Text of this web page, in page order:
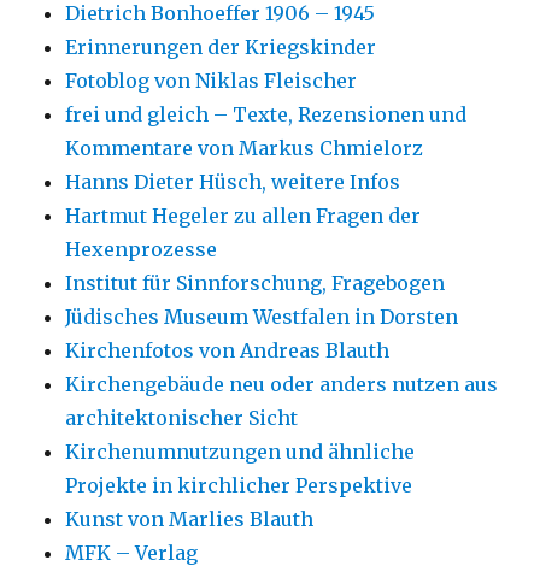
Dietrich Bonhoeffer 1906 – 1945
Erinnerungen der Kriegskinder
Fotoblog von Niklas Fleischer
frei und gleich – Texte, Rezensionen und
Kommentare von Markus Chmielorz
Hanns Dieter Hüsch, weitere Infos
Hartmut Hegeler zu allen Fragen der
Hexenprozesse
Institut für Sinnforschung, Fragebogen
Jüdisches Museum Westfalen in Dorsten
Kirchenfotos von Andreas Blauth
Kirchengebäude neu oder anders nutzen aus
architektonischer Sicht
Kirchenumnutzungen und ähnliche
Projekte in kirchlicher Perspektive
Kunst von Marlies Blauth
MFK – Verlag